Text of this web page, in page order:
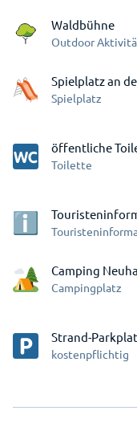
Waldbühne
Outdoor
Spielplatz an
Spielplatz
öffentliche
Toilette
Camping
Campingplatz
Strand-
kostenpflichtig